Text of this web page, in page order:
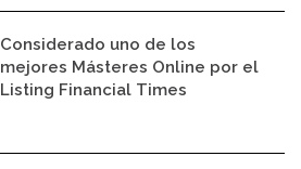
Considerado uno de los
mejores Másteres Online por el
Listing Financial Times